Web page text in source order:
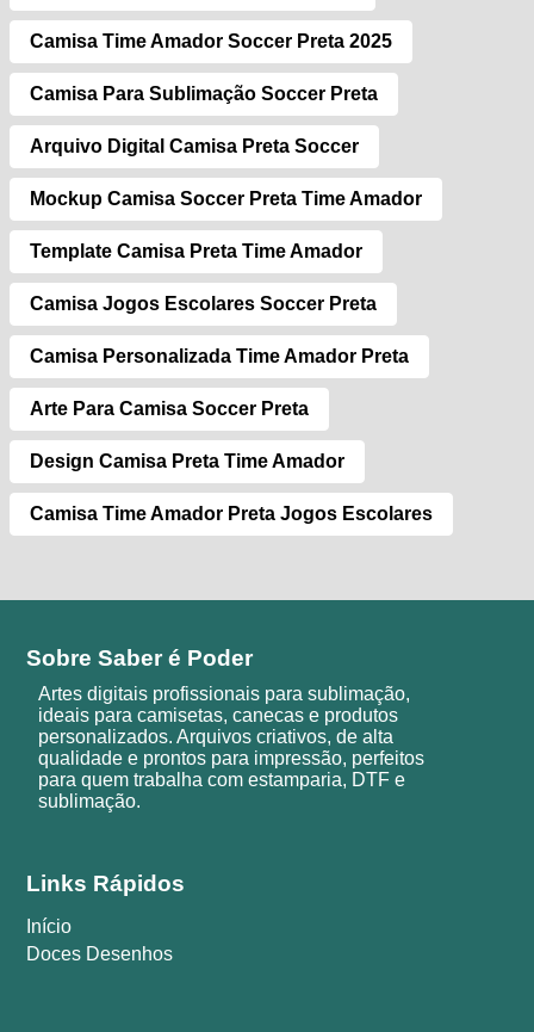
Camisa Time Amador Soccer Preta 2025
Camisa Para Sublimação Soccer Preta
Arquivo Digital Camisa Preta Soccer
Mockup Camisa Soccer Preta Time Amador
Template Camisa Preta Time Amador
Camisa Jogos Escolares Soccer Preta
Camisa Personalizada Time Amador Preta
Arte Para Camisa Soccer Preta
Design Camisa Preta Time Amador
Camisa Time Amador Preta Jogos Escolares
Sobre Saber é Poder
Artes digitais profissionais para sublimação,
ideais para camisetas, canecas e produtos
personalizados. Arquivos criativos, de alta
qualidade e prontos para impressão, perfeitos
para quem trabalha com estamparia, DTF e
sublimação.
Links Rápidos
Início
Doces Desenhos